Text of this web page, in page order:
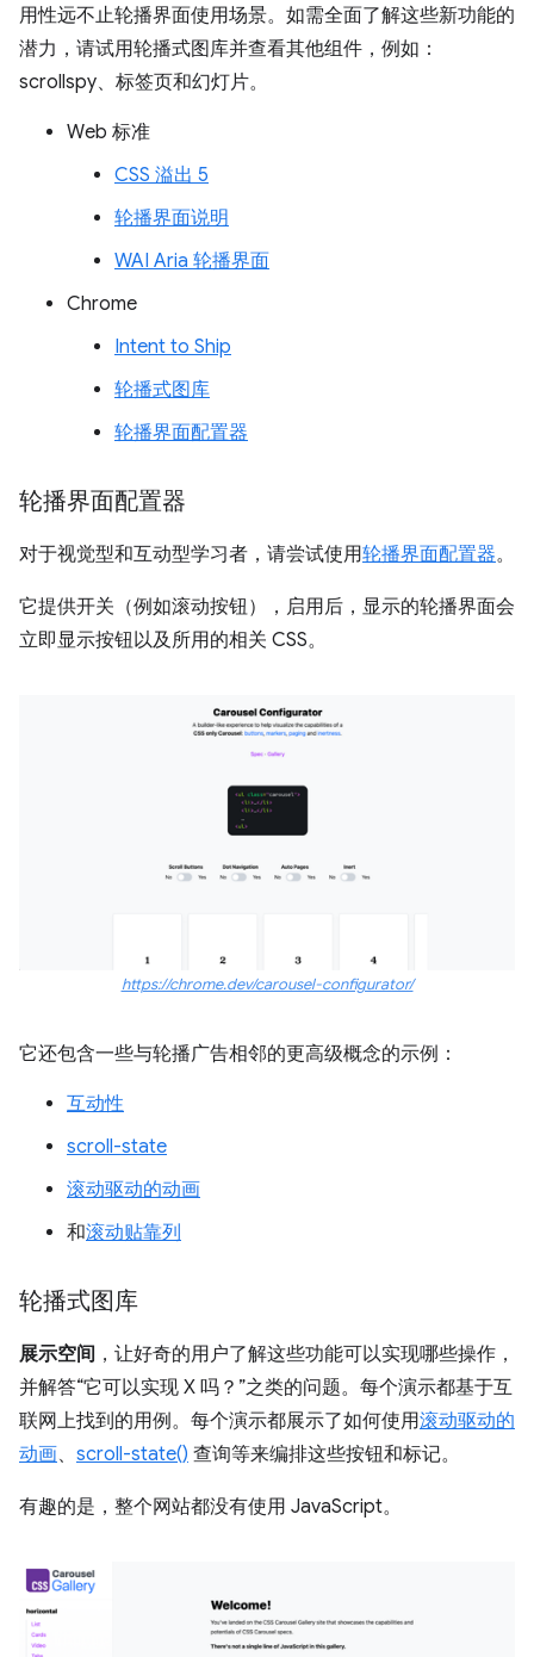
用性远不止轮播界面使用场景。如需全面了解这些新功能的
潜力，请试用轮播式图库并查看其他组件，例如：
scrollspy、标签页和幻灯片。
Web 标准
CSS 溢出 5
轮播界面说明
WAI Aria 轮播界面
Chrome
Intent to Ship
轮播式图库
轮播界面配置器
轮播界面配置器
对于视觉型和互动型学习者，请尝试使用轮播界面配置器。
它提供开关（例如滚动按钮），启用后，显示的轮播界面会
立即显示按钮以及所用的相关 CSS。
https://chrome.dev/carousel-configurator/
它还包含一些与轮播广告相邻的更高级概念的示例：
互动性
scroll-state
滚动驱动的动画
和滚动贴靠列
轮播式图库
展示空间 ，让好奇的用户了解这些功能可以实现哪些操作，
并解答“它可以实现 X 吗？”之类的问题。每个演示都基于互
联网上找到的用例。每个演示都展示了如何使用滚动驱动的
动画、 scroll-state() 查询等来编排这些按钮和标记。
有趣的是，整个网站都没有使用 JavaScript。